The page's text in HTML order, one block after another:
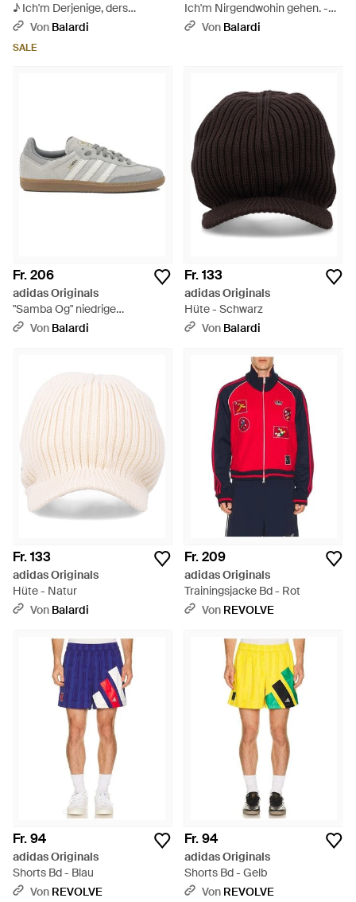
♪ Ich'm Derjenige, ders
Verstanden ♪ - Schwarz
Von Balardi
SALE
Ich'm Nirgendwohin gehen. -
Schwarz
Von Balardi
Fr. 206
adidas Originals
"Samba Og" niedrige
Turnschuhe - Grau
Von Balardi
Fr. 133
adidas Originals
Hüte - Schwarz
Von Balardi
Fr. 133
adidas Originals
Hüte - Natur
Von Balardi
Fr. 209
adidas Originals
Trainingsjacke Bd - Rot
Von REVOLVE
Fr. 94
adidas Originals
Shorts Bd - Blau
Von REVOLVE
Fr. 94
adidas Originals
Shorts Bd - Gelb
Von REVOLVE